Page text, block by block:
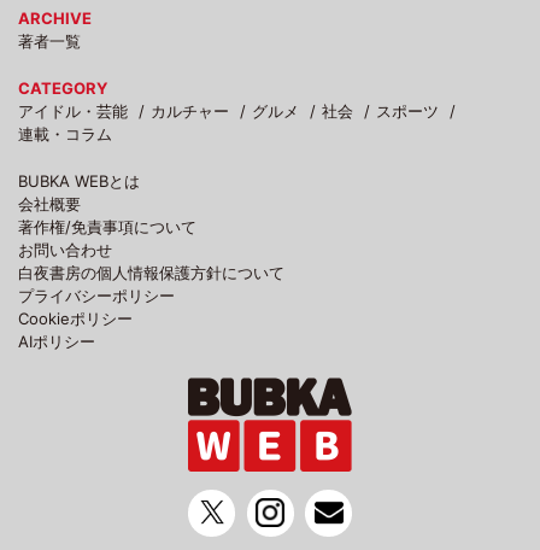
ARCHIVE
著者一覧
CATEGORY
アイドル・芸能
カルチャー グルメ 社会
スポーツ
連載・コラム
BUBKA WEBとは
会社概要
著作権/免責事項について
お問い合わせ
白夜書房の個人情報保護方針について
プライバシーポリシー
Cookieポリシー
AIポリシー